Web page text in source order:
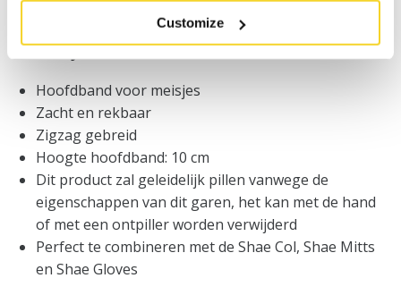
Customize
BESCHRIJVING
Hoofdband voor meisjes
Zacht en rekbaar
Zigzag gebreid
Hoogte hoofdband: 10 cm
Dit product zal geleidelijk pillen vanwege de
eigenschappen van dit garen, het kan met de hand
of met een ontpiller worden verwijderd
Perfect te combineren met de Shae Col, Shae Mitts
en Shae Gloves